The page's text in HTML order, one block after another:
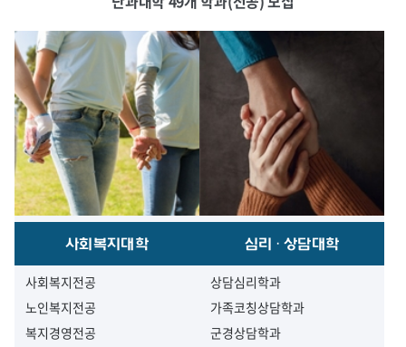
사회복지대학
사회복지전공
노인복지전공
복지경영전공
심리·상담대학
상담심리학과
가족코칭상담학과
군경상담학과